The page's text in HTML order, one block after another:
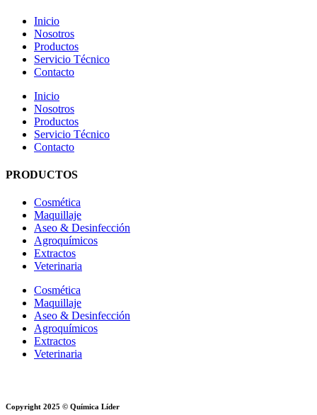
Inicio
Nosotros
Productos
Servicio Técnico
Contacto
Inicio
Nosotros
Productos
Servicio Técnico
Contacto
PRODUCTOS
Cosmética
Maquillaje
Aseo & Desinfección
Agroquímicos
Extractos
Veterinaria
Cosmética
Maquillaje
Aseo & Desinfección
Agroquímicos
Extractos
Veterinaria
Copyright 2025 © Química Líder